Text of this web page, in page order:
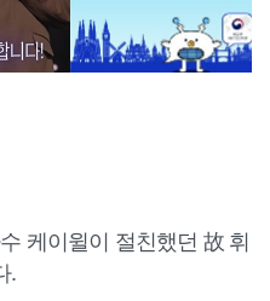
케이윌이 절친했던 故 휘
.